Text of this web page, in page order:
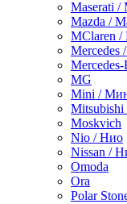
Maserati /
Mazda /
MClaren /
Mercedes
MG
Mini /
Moskvich
Nio / Нио
Nissan /
Omoda
Ora
Polar